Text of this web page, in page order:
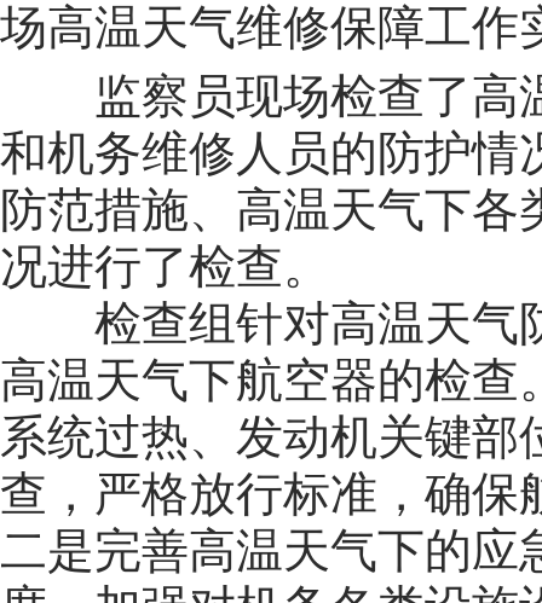
场高温天气维修保障工作
监察员现场检查了高
和机务维修人员的防护情
防范措施、高温天气下
况进行了检查。
检查组针对高温天气
高温天气下航空器的检查
系统过热、发动机关键
查，严格放行标准，确保
二是完善高温天气下的应